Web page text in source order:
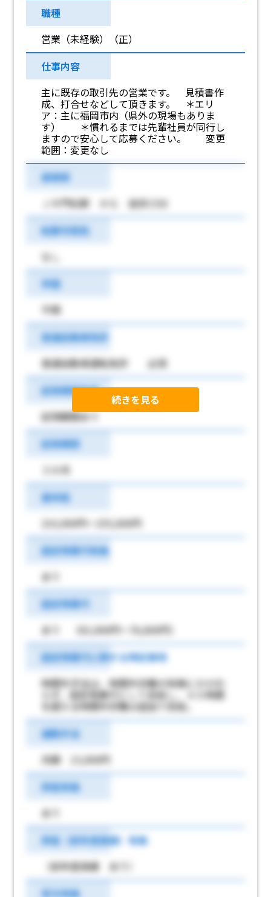
職種
営業（未経験）（正）
仕事内容
主に既存の取引先の営業です。 見積書作
成、打合せなどして頂きます。 ＊エリ
ア：主に福岡市内（県外の現場もありま
す） ＊慣れるまでは先輩社員が同行し
ますので安心して応募ください。 変更
範囲：変更なし
最寄駅
ＪＲ門松駅 から 徒歩15分
転勤可能性
なし
学歴
不問
普通自動車免許
普通自動車運転免許 必須
試用期間有無
試用期間あり
試用期間
３か月
基本給
210,000円～255,000円
固定残業代有無
あり
固定残業代
あり （63,000円～76,600円）
固定残業代に関する特記事項
時間外手当は、時間外労働の有無にかかわ
らず、固定残業代として支給し、４０時間
を超える時間外労働は追加で支給。
通勤手当
月額 15,000円
昇給有無
あり
昇給（前年度実績）有無
（前年度実績 あり）
賞与有無
続きを見る